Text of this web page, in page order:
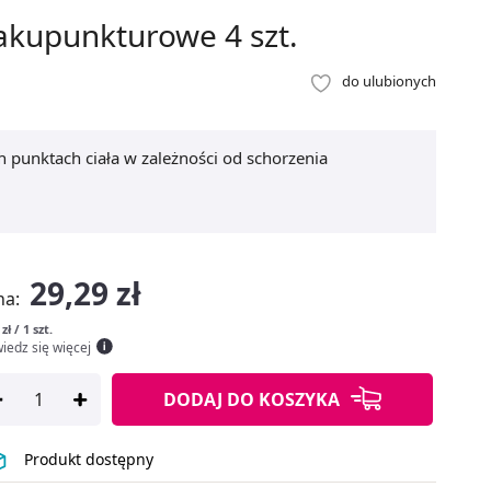
4 szt.
do ulubionych
ciała w zależności od schorzenia
29,29 zł
/ 1 szt.
się więcej
DODAJ DO KOSZYKA
Produkt dostępny